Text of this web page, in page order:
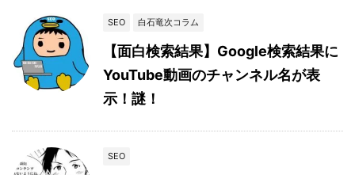
SEO 白石竜次コラム
【面白検索結果】Google検索結果に
YouTube動画のチャンネル名が表
示！謎！
SEO